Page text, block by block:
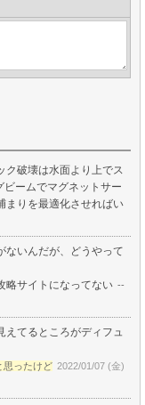
ク破壊は水面より上でス
ームでマグネットサー
りを最適化させればい
ないんだが、どうやって
略サイトになってない --
えてるところがディフュ
思ったけど 2022/01/07 (金)